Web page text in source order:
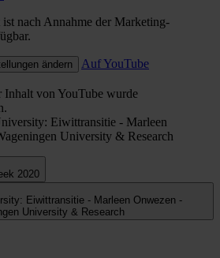
nach Annahme der Marketing-
ändern
Auf YouTube
Inhalt von YouTube wurde
Eiwittransitie - Marleen
University & Research
2020
- Marleen Onwezen -
University & Research